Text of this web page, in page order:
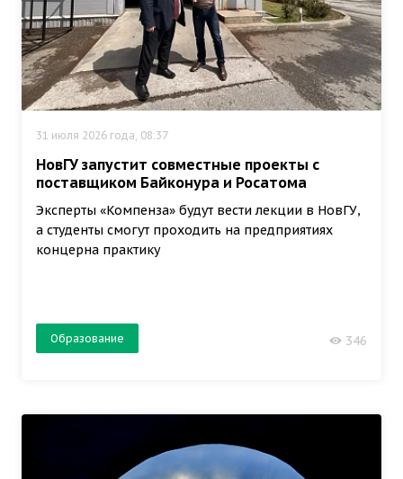
31 июля 2026 года, 08:37
НовГУ запустит совместные проекты с
поставщиком Байконура и Росатома
Эксперты «Компенза» будут вести лекции в НовГУ,
а студенты смогут проходить на предприятиях
концерна практику
Образование 346